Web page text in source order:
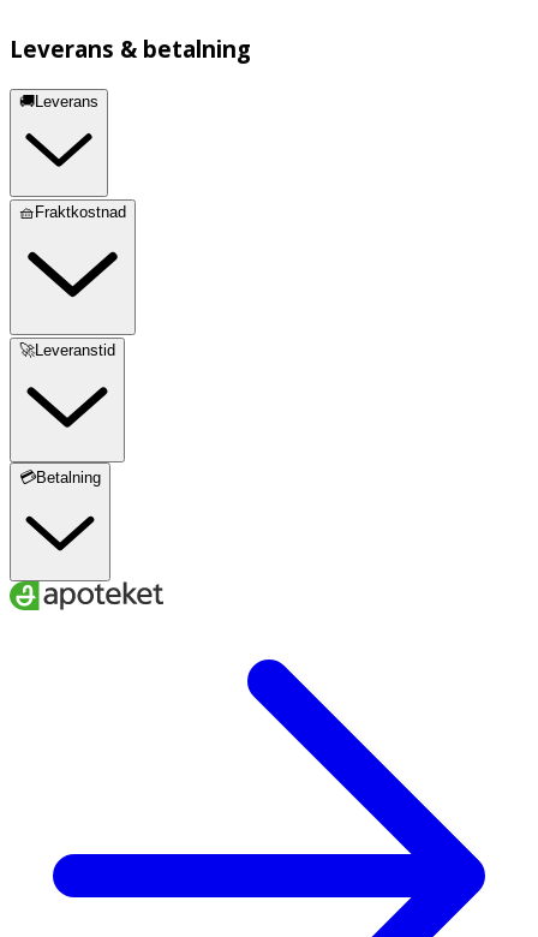
Leverans & betalning
🚚Leverans
🧺Fraktkostnad
🚀Leveranstid
💳Betalning